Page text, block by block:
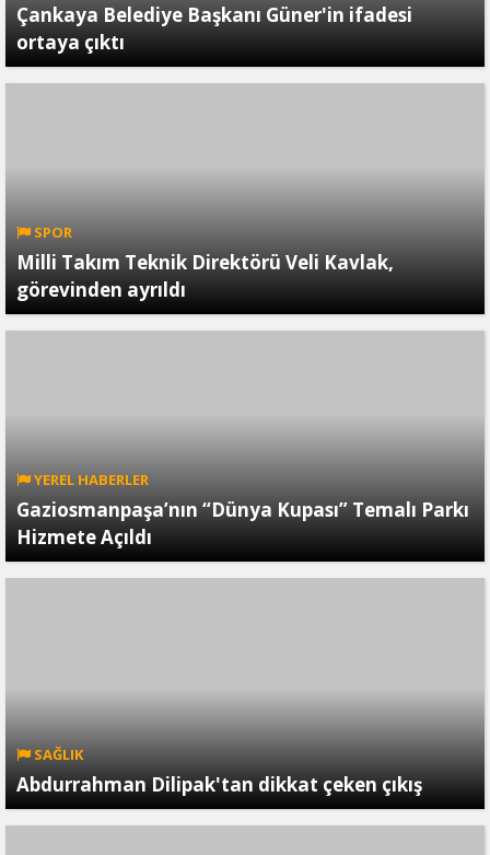
Çankaya Belediye Başkanı Güner'in ifadesi
ortaya çıktı
SPOR
Milli Takım Teknik Direktörü Veli Kavlak,
görevinden ayrıldı
YEREL HABERLER
Gaziosmanpaşa’nın “Dünya Kupası” Temalı Parkı
Hizmete Açıldı
SAĞLIK
Abdurrahman Dilipak'tan dikkat çeken çıkış